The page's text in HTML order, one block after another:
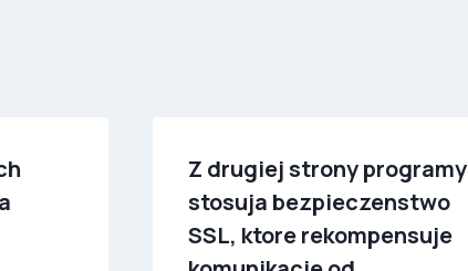
Z drugiej strony programy
stosuja bezpieczenstwo
SSL, ktore rekompensuje